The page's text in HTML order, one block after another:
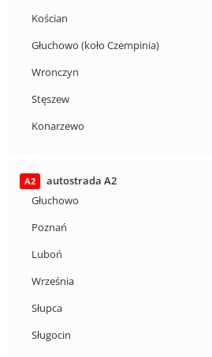
Kościan
Głuchowo (koło Czempinia)
Wronczyn
Stęszew
Konarzewo
A2
autostrada A2
Głuchowo
Poznań
Luboń
Września
Słupca
Sługocin